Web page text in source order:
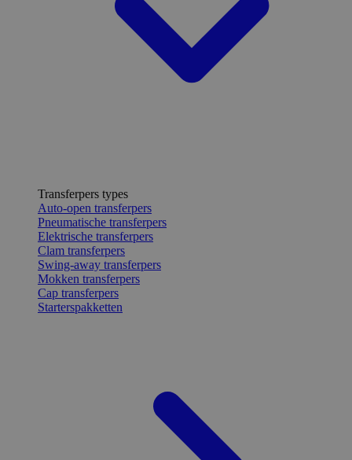
Transferpers types
Auto-open transferpers
Pneumatische transferpers
Elektrische transferpers
Clam transferpers
Swing-away transferpers
Mokken transferpers
Cap transferpers
Starterspakketten